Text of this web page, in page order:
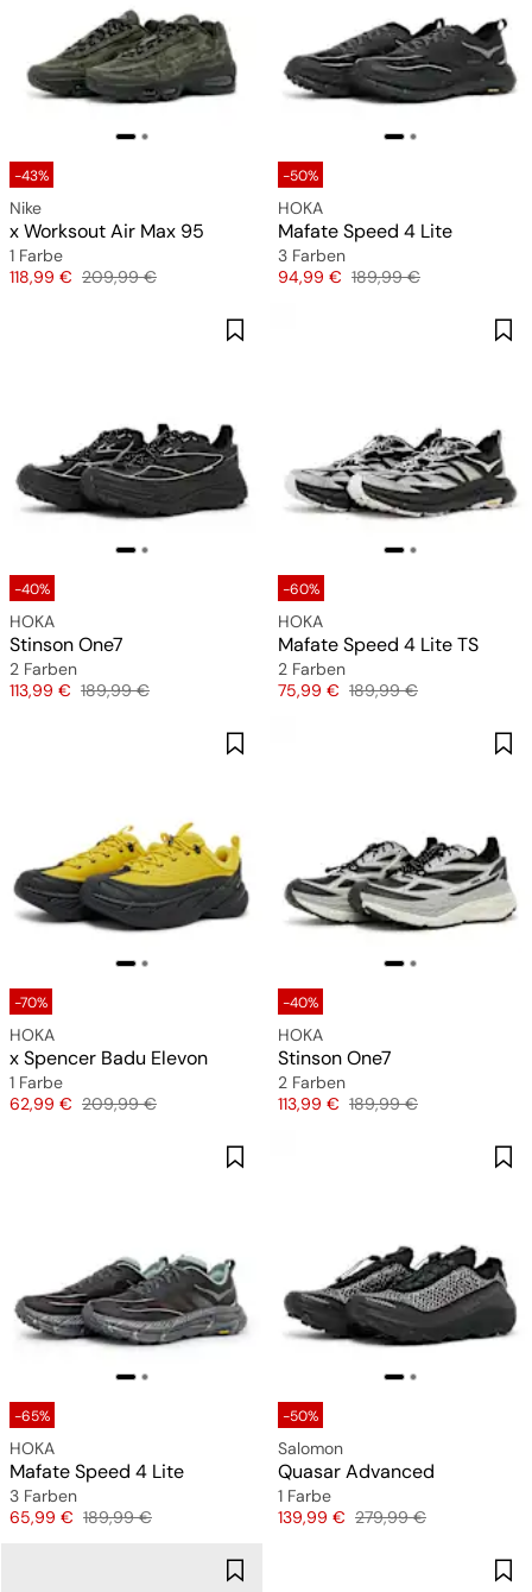
-43%
Nike
x Worksout Air Max 95
1 Farbe
Preis
118,99 € Originalpreis
209,99 €
-50%
HOKA
Mafate Speed 4 Lite
3 Farben
Preis
94,99 € Originalpreis
189,99 €
-40%
HOKA
Stinson One7
2 Farben
Preis
113,99 € Originalpreis
189,99 €
-60%
HOKA
Mafate Speed 4 Lite TS
2 Farben
Preis
75,99 € Originalpreis
189,99 €
-70%
HOKA
x Spencer Badu Elevon
1 Farbe
Preis
62,99 € Originalpreis
209,99 €
-40%
HOKA
Stinson One7
2 Farben
Preis
113,99 € Originalpreis
189,99 €
-65%
HOKA
Mafate Speed 4 Lite
3 Farben
Preis
65,99 € Originalpreis
189,99 €
-50%
Salomon
Quasar Advanced
1 Farbe
Preis
139,99 € Originalpreis
279,99 €